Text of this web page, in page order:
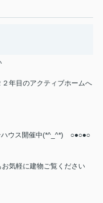
年目のアクティブホームへ
ウス開催中(*^_^*) ○●○●○
気軽に建物ご覧ください